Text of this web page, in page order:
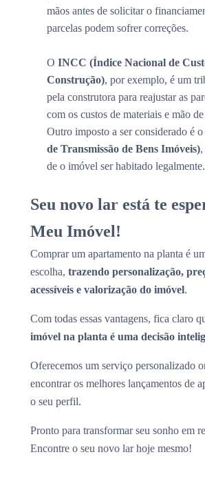
mãos antes de solicitar o
parcelas podem sofrer correções.
O INCC (Índice Nacional de
Construção), por exemplo, é um
pela construtora para reajustar as
com os custos de materiais e mão
Outro imposto a ser considerado é o
de Transmissão de Bens Imóveis)
de o imóvel ser habitado legalmente.
Seu novo lar está te
Meu Imóvel!
Comprar um apartamento na planta é
escolha, trazendo personalização,
acessíveis e valorização do imóvel.
Com todas essas vantagens, fica claro
imóvel na planta é uma decisão
Oferecemos um serviço personalizado
encontrar os melhores lançamentos de
o seu perfil.
Pronto para transformar seu sonho em
Encontre o seu novo lar hoje mesmo!